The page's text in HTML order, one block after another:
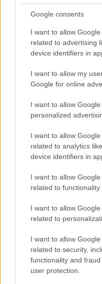
Google consents
I want to allow
related to advertising
device identifiers in
I want to allow my
Google for online
I want to allow
personalized
I want to allow
related to analytics
device identifiers in
I want to allow
related to
I want to allow
related to
I want to allow
related to security,
functionality and
user protection.
vágás történt a
véderdőben
Hétfőn délelőtt több fát is
véderdőből. Tóth Szilárd
Hadházy: 16